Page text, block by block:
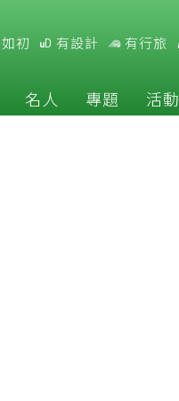
初 有設計 有行旅
名人 專題 活動